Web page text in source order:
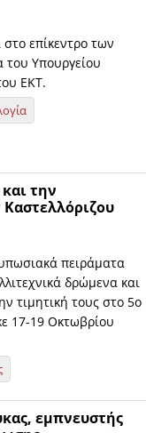
επίκεντρο των
του Υπουργείου
ΕΚΤ.
την
πειράματα
δρώμενα και
τιμητική τους στο 5ο
17-19 Οκτωβρίου
εμπνευστής